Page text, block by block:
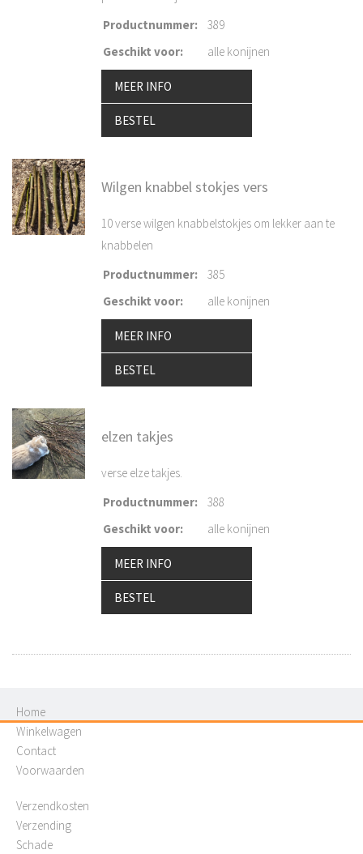
Productnummer:
389
Geschikt voor: alle konijnen
MEER INFO
BESTEL
Wilgen knabbel stokjes vers
10 verse wilgen knabbelstokjes om lekker aan te
knabbelen
Productnummer:
385
Geschikt voor: alle konijnen
MEER INFO
BESTEL
elzen takjes
verse elze takjes.
Productnummer:
388
Geschikt voor: alle konijnen
MEER INFO
BESTEL
Home
Winkelwagen
Contact
Voorwaarden
Verzendkosten
Verzending
Schade